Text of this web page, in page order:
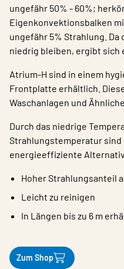
ungefähr 50% - 60%;
Eigenkonvektionsbalken
ungefähr 5% Strahlung.
niedrig bleiben, ergibt sich
Atrium-H sind in einem
Frontplatte erhältlich.
Waschanlagen und
Durch das niedrige
Strahlungstemperatur sind
energieeffiziente
Hoher Strahlungsanteil
Leicht zu reinigen
In Längen bis zu 6 m
Zum Shop